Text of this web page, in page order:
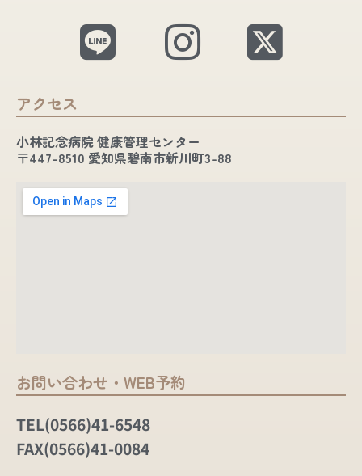
アクセス
小林記念病院 健康管理センター
〒447-8510 愛知県碧南市新川町3-88
お問い合わせ・WEB予約
TEL(0566)41-6548
FAX(0566)41-0084